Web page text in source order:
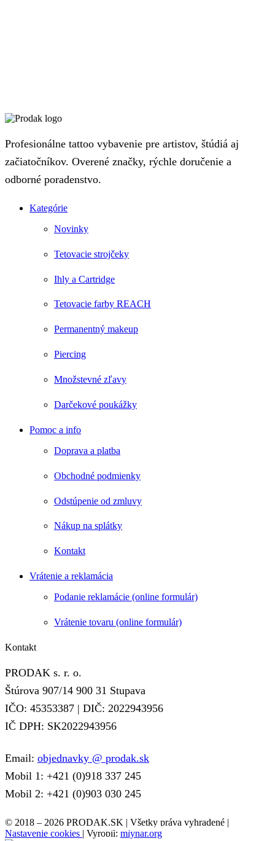
RÝCHLE ZOBRAZENIE
RÝCHLE ZOBRAZENIE
RÝCHLE ZOBRAZENIE
RÝCHLE ZOBRAZENIE
RÝCHLE ZOBRAZENIE
Profesionálne tattoo vybavenie pre artistov, štúdiá aj
začiatočníkov. Overené značky, rýchle doručenie a
odborné poradenstvo.
Kategórie
Novinky
Tetovacie strojčeky
Ihly a Cartridge
Tetovacie farby REACH
Permanentný makeup
Piercing
Množstevné zľavy
Darčekové poukážky
Pomoc a info
Doprava a platba
Obchodné podmienky
Odstúpenie od zmluvy
Nákup na splátky
Kontakt
Vrátenie a reklamácia
Podanie reklamácie (online formulár)
Vrátenie tovaru (online formulár)
Kontakt
PRODAK s. r. o.
Štúrova 907/14 900 31 Stupava
IČO: 45353387 | DIČ: 2022943956
IČ DPH: SK2022943956
Email: objednavky @ prodak.sk
Mobil 1: +421 (0)918 337 245
Mobil 2: +421 (0)903 030 245
© 2018 – 2026 PRODAK.SK | Všetky práva vyhradené |
Nastavenie cookies | Vyrobil: mlynar.org